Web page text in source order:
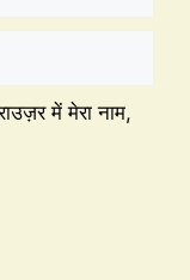
में मेरा नाम,